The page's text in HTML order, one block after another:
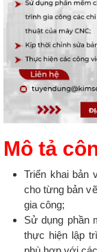
Mô tả
Triển khai bản
cho từng bản
gia công;
Sử dụng phần
thực hiện lập